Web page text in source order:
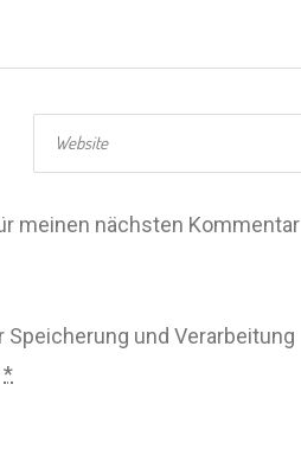
meinen nächsten Kommentar
und Verarbeitung
*